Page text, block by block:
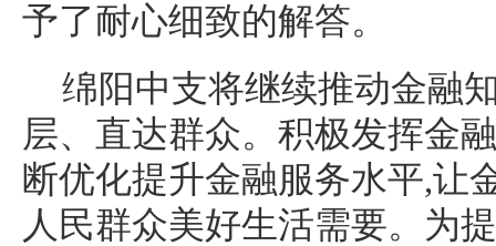
予了耐心细致的解答。
绵阳中支将继续推动金融
层、直达群众。积极发挥金
断优化提升金融服务水平,让
人民群众美好生活需要。为